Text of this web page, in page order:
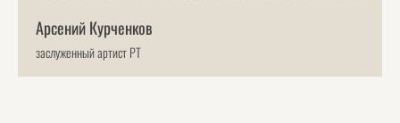
Арсений Курченков
заслуженный артист РТ